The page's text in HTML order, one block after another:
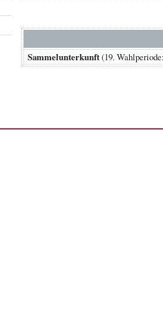
Sammelunterkunft(19.